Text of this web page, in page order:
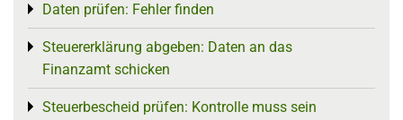
Daten prüfen: Fehler finden
Toggle menu
Steuererklärung abgeben: Daten an das
Finanzamt schicken
Toggle menu
Steuerbescheid prüfen: Kontrolle muss sein
Toggle menu